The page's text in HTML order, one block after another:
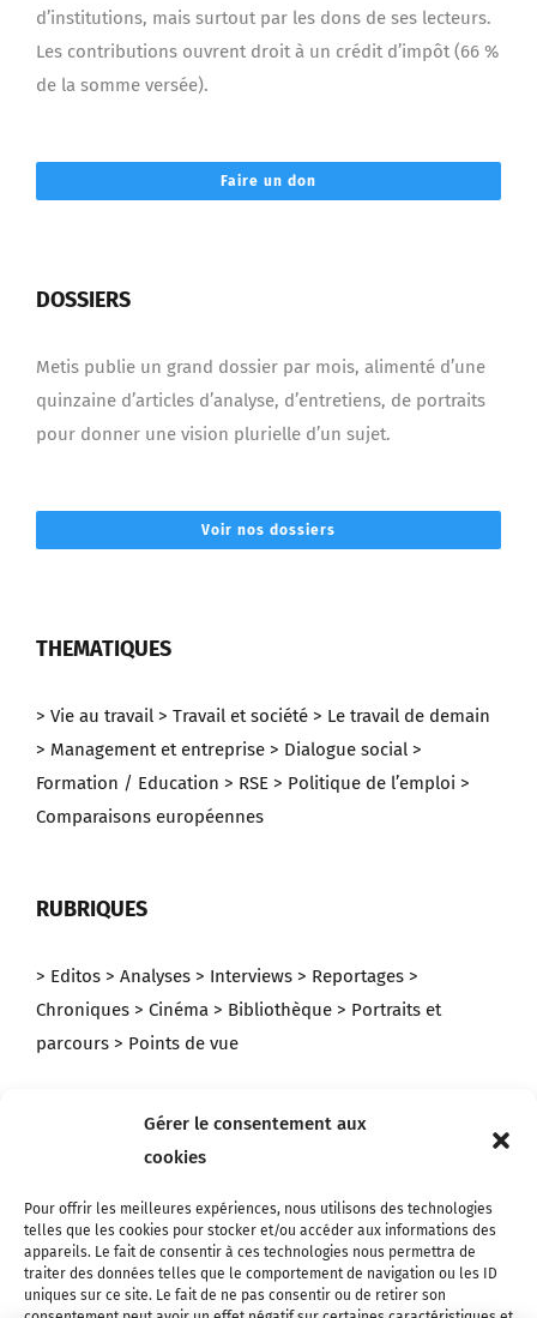
Gérer le consentement aux
cookies
Pour offrir les meilleures expériences, nous utilisons des technologies
telles que les cookies pour stocker et/ou accéder aux informations des
appareils. Le fait de consentir à ces technologies nous permettra de
traiter des données telles que le comportement de navigation ou les ID
uniques sur ce site. Le fait de ne pas consentir ou de retirer son
d’institutions, mais surtout par les dons de ses lecteurs.
Les contributions ouvrent droit à un crédit d’impôt (66 %
de la somme versée).
Faire un don
DOSSIERS
Metis publie un grand dossier par mois, alimenté d’une
quinzaine d’articles d’analyse, d’entretiens, de portraits
pour donner une vision plurielle d’un sujet.
Voir nos dossiers
THEMATIQUES
> Vie au travail > Travail et société > Le travail de demain
> Management et entreprise > Dialogue social >
Formation / Education > RSE > Politique de l’emploi >
Comparaisons européennes
RUBRIQUES
> Editos > Analyses > Interviews > Reportages >
Chroniques > Cinéma > Bibliothèque > Portraits et
parcours > Points de vue
NEWSLETTER
Inscrivez-vous pour recevoir tous les mardis l’actualité et
les derniers articles de Metis !